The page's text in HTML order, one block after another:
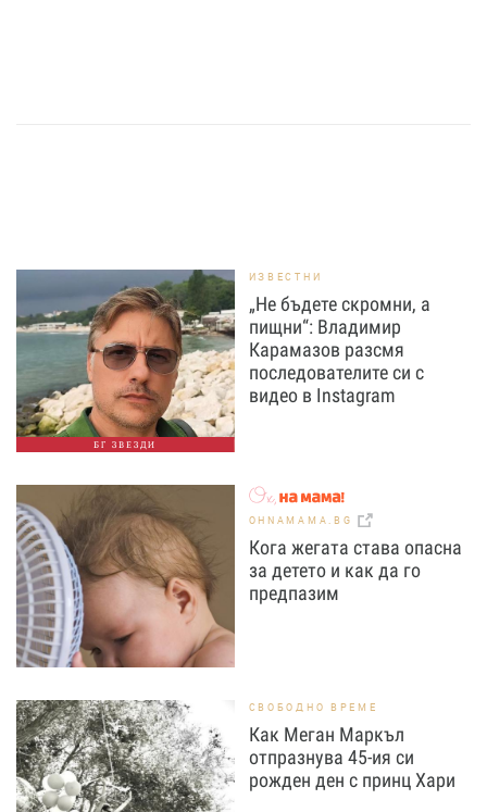
БГ ЗВЕЗДИ
ИЗВЕСТНИ
„Не бъдете скромни, а
пищни“: Владимир
Карамазов разсмя
последователите си с
видео в Instagram
OHNAMAMA.BG
Кога жегата става опасна
за детето и как да го
предпазим
СВОБОДНО ВРЕМЕ
Как Меган Маркъл
отпразнува 45-ия си
рожден ден с принц Хари